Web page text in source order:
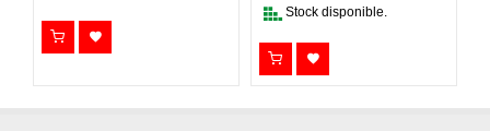
Stock disponible.